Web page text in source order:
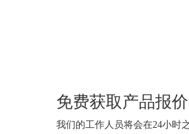
免费获取产品报价
我们的工作人员将会在24小时